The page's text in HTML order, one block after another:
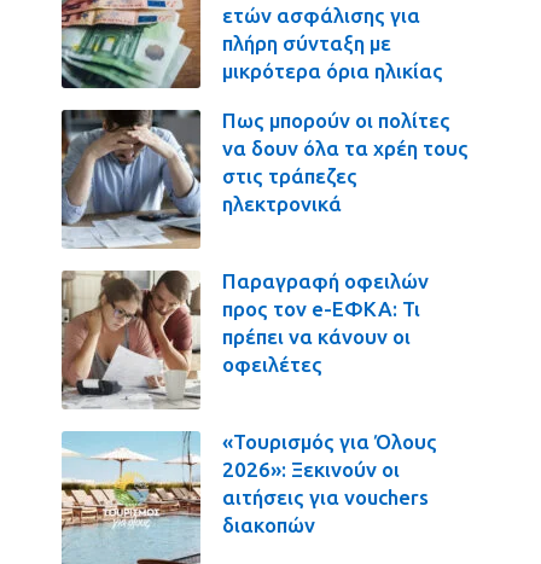
ετών ασφάλισης για
πλήρη σύνταξη με
μικρότερα όρια ηλικίας
Πως μπορούν οι πολίτες
να δουν όλα τα χρέη τους
στις τράπεζες
ηλεκτρονικά
Παραγραφή οφειλών
προς τον e-ΕΦΚΑ: Τι
πρέπει να κάνουν οι
οφειλέτες
«Τουρισμός για Όλους
2026»: Ξεκινούν οι
αιτήσεις για vouchers
διακοπών